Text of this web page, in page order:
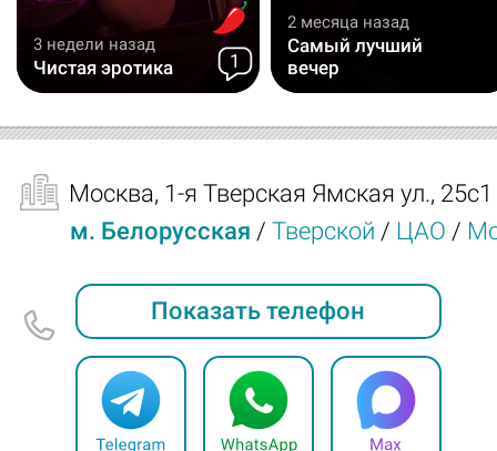
3 недели назад
Чистая эротика 1
2 месяца назад
Самый лучший
вечер
Москва, 1-я Тверская Ямская ул., 25с1
м. Белорусская / Тверской / ЦАО /
Показать телефон